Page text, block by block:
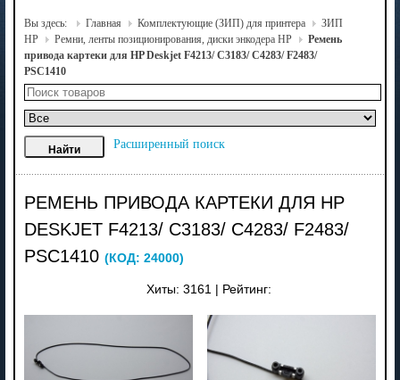
Вы здесь: Главная Комплектующие (ЗИП) для принтера
ЗИП
HP
Ремни, ленты позиционирования, диски энкодера HP
Ремень
привода картеки для HP Deskjet F4213/ C3183/ C4283/ F2483/
PSC1410
Расширенный поиск
РЕМЕНЬ ПРИВОДА КАРТЕКИ ДЛЯ HP
DESKJET F4213/ C3183/ C4283/ F2483/
PSC1410 (КОД: 24000)
Хиты: 3161 Рейтинг: